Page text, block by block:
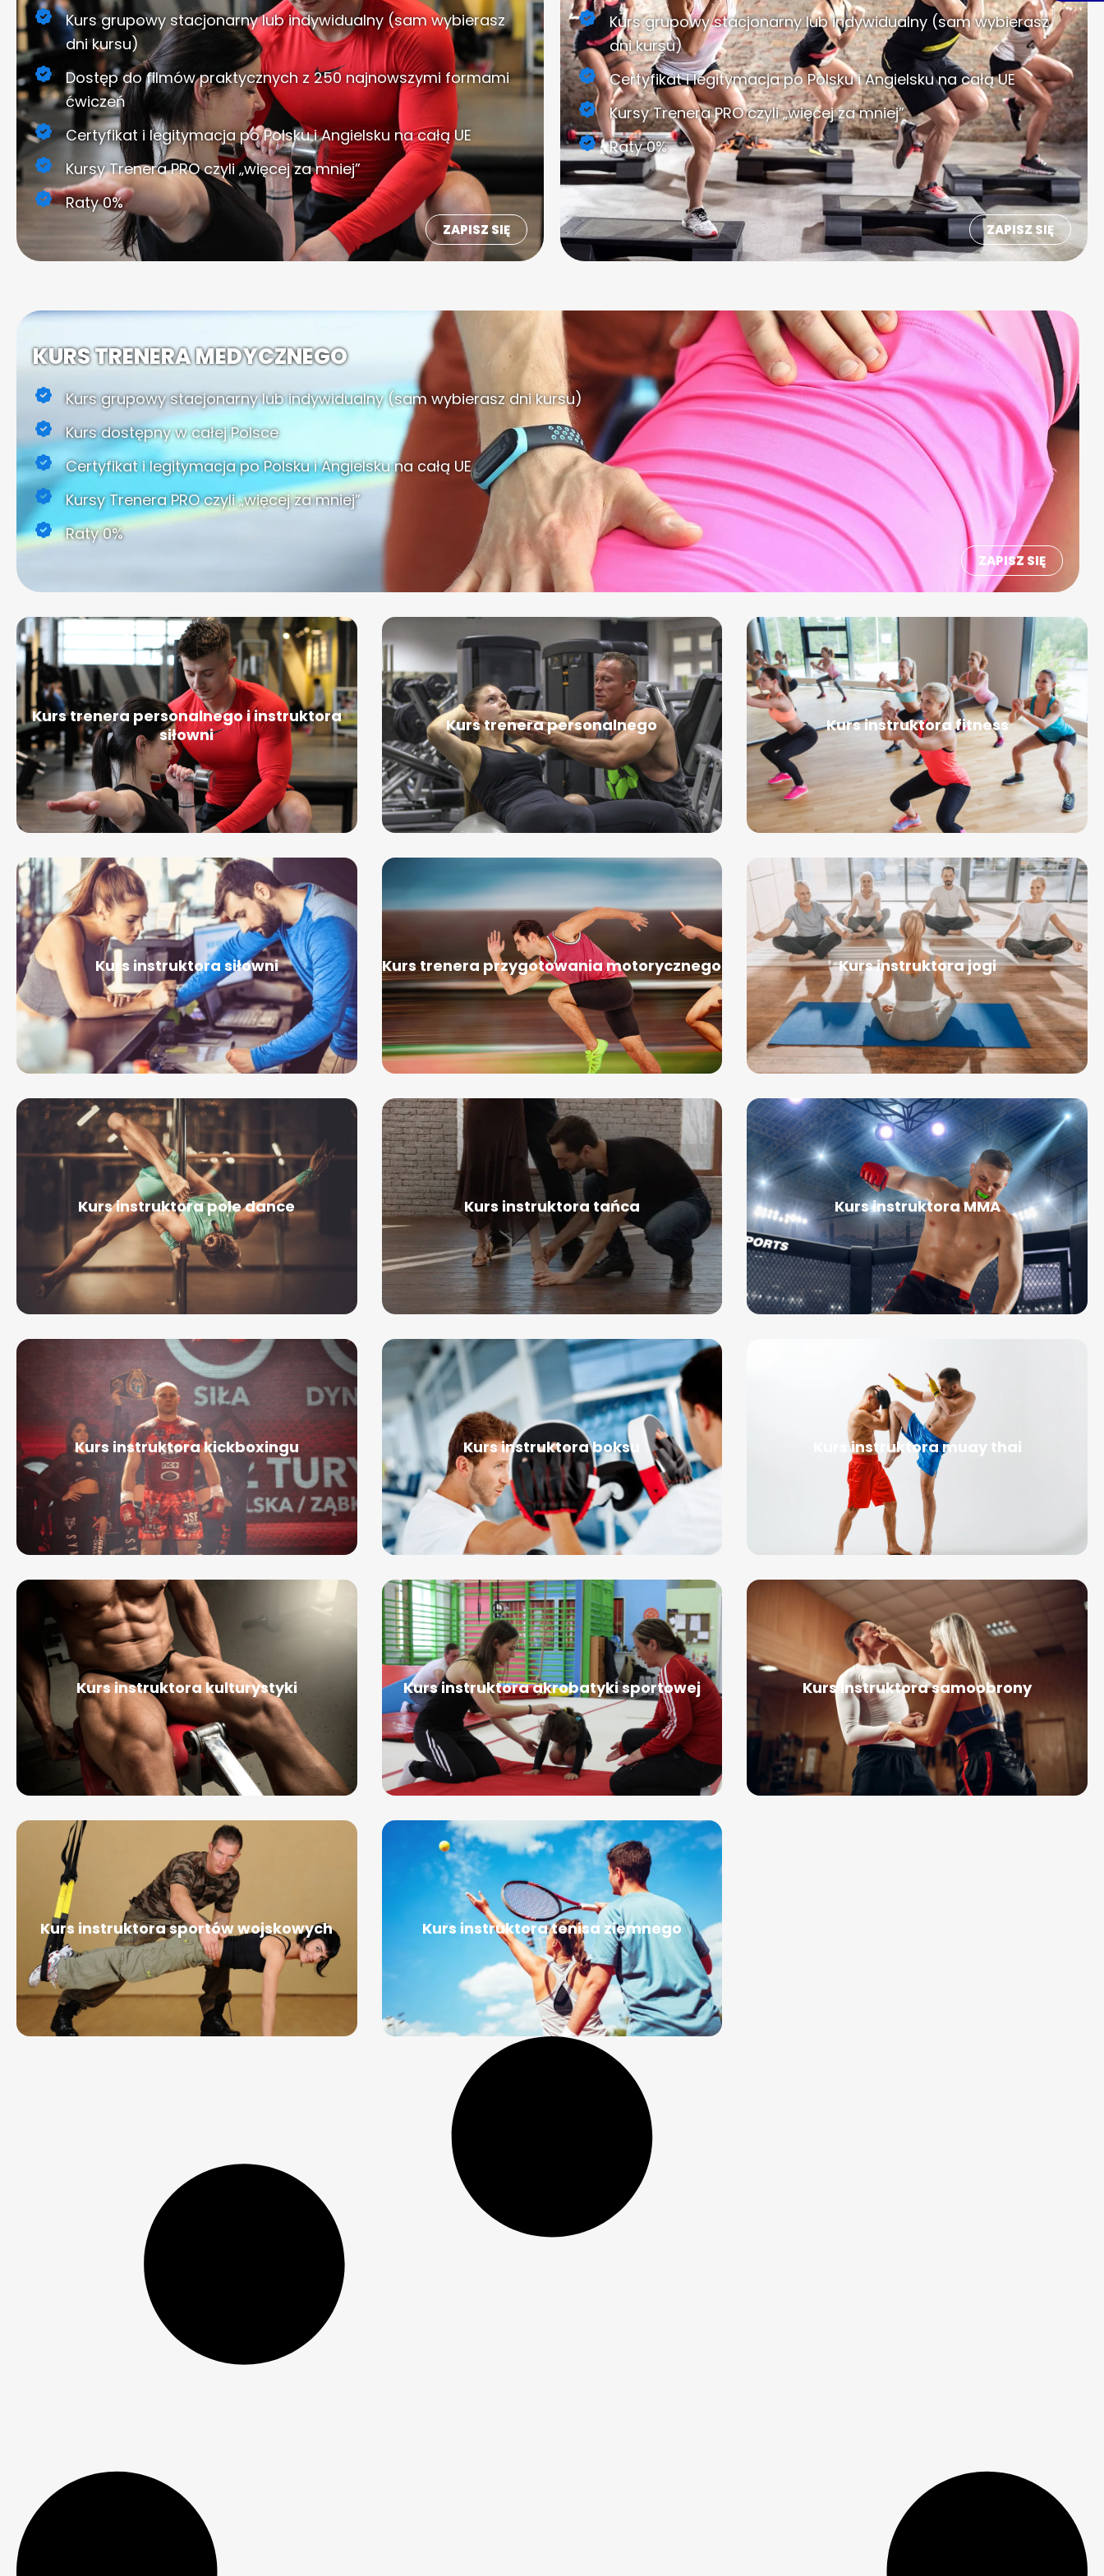
Kurs grupowy stacjonarny lub indywidualny (sam wybierasz
dni kursu)
Dostęp do filmów praktycznych z 250 najnowszymi formami
ćwiczeń
Certyfikat i legitymacja po Polsku i Angielsku na całą UE
Kursy Trenera PRO czyli „więcej za mniej”
Raty 0%
ZAPISZ SIĘ
Kurs grupowy stacjonarny lub indywidualny (sam wybierasz
dni kursu)
Certyfikat i legitymacja po Polsku i Angielsku na całą UE
Kursy Trenera PRO czyli „więcej za mniej”
Raty 0%
ZAPISZ SIĘ
KURS TRENERA MEDYCZNEGO
Kurs grupowy stacjonarny lub indywidualny (sam wybierasz dni kursu)
Kurs dostępny w całej Polsce
Certyfikat i legitymacja po Polsku i Angielsku na całą UE
Kursy Trenera PRO czyli „więcej za mniej”
Raty 0%
ZAPISZ SIĘ
Kurs trenera personalnego i instruktora
siłowni
Kurs trenera personalnego Kurs instruktora fitness
Kurs instruktora siłowni Kurs trenera przygotowania motorycznego Kurs instruktora jogi
Kurs instruktora pole dance Kurs instruktora tańca Kurs instruktora MMA
Kurs instruktora kickboxingu Kurs instruktora boksu Kurs instruktora muay thai
Kurs instruktora kulturystyki Kurs instruktora akrobatyki sportowej Kurs instruktora samoobrony
Kurs instruktora sportów wojskowych Kurs instruktora tenisa ziemnego